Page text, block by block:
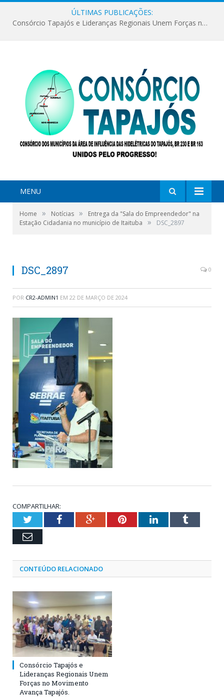
ÚLTIMAS PUBLICAÇÕES:
Consórcio Tapajós e Lideranças Regionais Unem Forças no Movimento Avança Tapajós.
MENU
Home » Notícias »
Entrega da "Sala do Empreendedor" na
Estação Cidadania no município de Itaituba
» DSC_2897
DSC_2897 0
POR CR2-ADMIN1 EM 22 DE MARÇO DE 2024
COMPARTILHAR:
TwitterFacebookGoogle+PinterestLinkedInTumblr
Email
CONTEÚDO RELACIONADO
Consórcio Tapajós e
Lideranças Regionais Unem
Forças no Movimento
Avança Tapajós.